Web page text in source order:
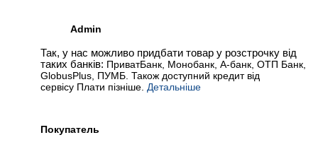
Admin
Так, у нас можливо придбати товар у розстрочку від
таких банків: ПриватБанк, Монобанк, А-банк, ОТП Банк,
GlobusPlus, ПУМБ. Також доступний кредит від
сервісу Плати пізніше. Детальніше
Покупатель